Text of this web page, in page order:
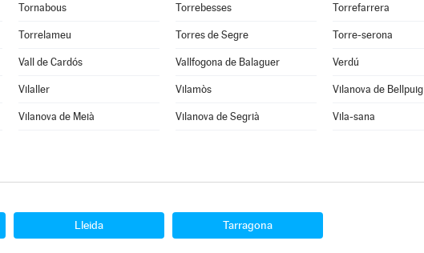
Tornabous Torrebesses Torrefarrera
Torrelameu Torres de Segre Torre-serona
Vall de Cardós Vallfogona de Balaguer Verdú
Vilaller Vilamòs Vilanova de Bellpuig
Vilanova de Meià Vilanova de Segrià Vila-sana
Lleida Tarragona